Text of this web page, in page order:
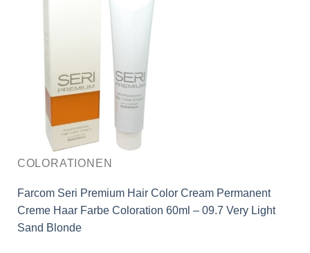
COLORATIONEN
Farcom Seri Premium Hair Color Cream Permanent
Creme Haar Farbe Coloration 60ml – 09.7 Very Light
Sand Blonde